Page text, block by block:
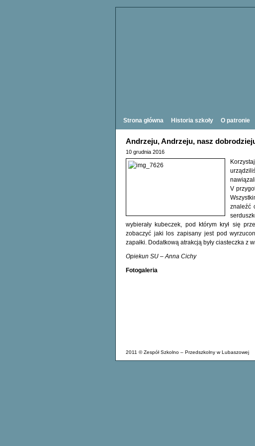
Strona główna Historia szkoły O patronie
Andrzeju, Andrzeju, nasz
10 grudnia 2016
V
znaleźć
wybierały kubeczek, pod którym krył się
zobaczyć jaki los zapisany jest pod
zapałki. Dodatkową atrakcją były ciasteczka z
Opiekun SU – Anna Cichy
Fotogaleria
2011 © Zespół Szkolno – Przedszkolny w Lubaszowej